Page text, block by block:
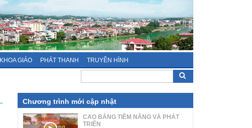
KHOA GIÁO PHÁT THANH TRUYỀN HÌNH
Chương trình mới cập nhật
CAO BẰNG TIỀM NĂNG VÀ PHÁT
TRIỂN